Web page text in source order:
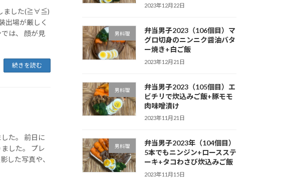
しました(≧∀≦)
出場が厳しく
は、 顔が見
続きを読む
た。 前日に
した。 プレ
した写真や、
2023年12月22日
男料理
弁当男子2023（106個目）マ
グロ切身のニンニク醤油バタ
ー焼き+白ご飯
2023年12月21日
男料理
弁当男子2023（105個目）エ
ビチリで炊込みご飯+豚モモ
肉味噌漬け
2023年11月21日
男料理
弁当男子2023年（104個目）
5本でもニンジン+ロースステ
ーキ+タコわさび炊込みご飯
2023年11月15日